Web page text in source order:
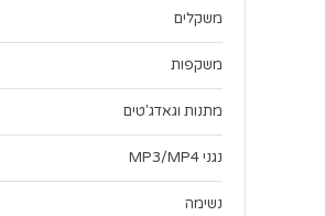
משקלים
משקפות
מתנות וגאדג'טים
נגני MP3/MP4
נשימה